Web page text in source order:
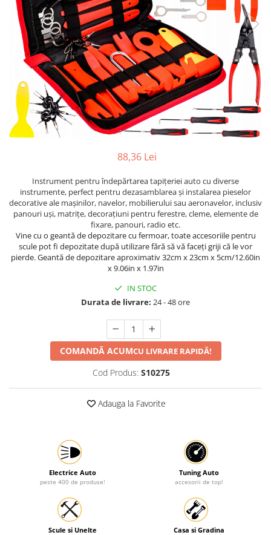
compresoare
Cricuri Auto Hidraulice
Pneumatice si Trapezoidale
Cricuri hidraulice
Cricuri pneumatice
Cricuri trapezoidale
Feon Electric
Generatoare curent
Gresoare
Motoare electrice
Pistol de Lipit
Polizoare
Pompe Combustibil
Scule Pneumatice
Suport auto
Suport motocicleta
Tunuri de caldura si aeroteme
Mixere
Motocositoare si Motosape
Nivela laser
Pistol de vopsit
Pompe
Rotopercutoare si bormasini
Taiat gresie si faianta
umidificatoare
88,36 Lei
Instrument pentru îndepărtarea tapițeriei auto cu diverse
instrumente, perfect pentru dezasamblarea și instalarea pieselor
decorative ale mașinilor, navelor, mobilierului sau aeronavelor, inclusiv
panouri uși, matrițe, decorațiuni pentru ferestre, cleme, elemente de
fixare, panouri, radio etc.
Vine cu o geantă de depozitare cu fermoar, toate accesoriile pentru
scule pot fi depozitate după utilizare fără să vă faceți griji că le vor
pierde.Geantă de depozitare aproximativ 32cm x 23cm x 5cm/12.60in
x 9.06in x 1.97in
IN STOC
Durata de livrare: 24 - 48 ore
COMANDĂ ACUMCU LIVRARE RAPIDĂ!
Cod Produs: S10275
Adauga la Favorite
Electrice Auto
peste 400 de produse!
Tuning Auto
accesorii de top!
Scule si Unelte Casa si Gradina